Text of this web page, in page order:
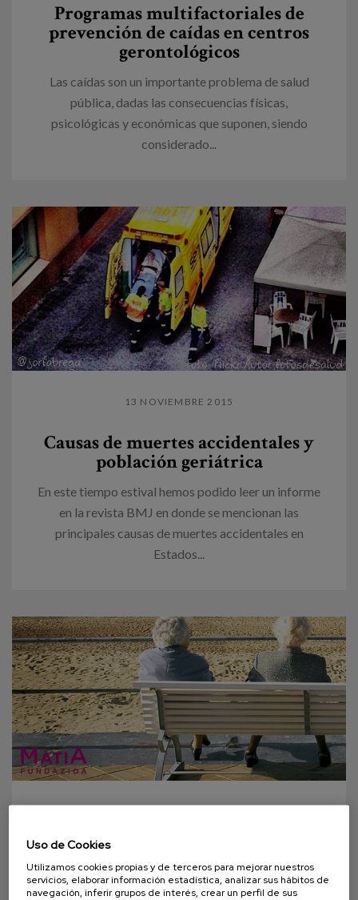
Programas multifactoriales de
prevención de caídas en centros
gerontológicos
Las caídas son un importante problema de salud
pública, dadas las consecuencias físicas,
psicológicas y económicas que suponen, siendo
considerado...
13 NOVIEMBRE 2015
Causas de muertes accidentales y
población geriátrica
En este tiempo estival hemos podido leer un informe
en la revista BMJ en donde se mencionan las
principales causas de muertes accidentales en
Estados...
Estrategia Vasca de
Envejecimiento Activo 2015 - 2020
Uso de Cookies
Utilizamos cookies propias y de terceros para mejorar nuestros
servicios, elaborar información estadística, analizar sus hábitos de
navegación, inferir grupos de interés, crear un perfil de sus